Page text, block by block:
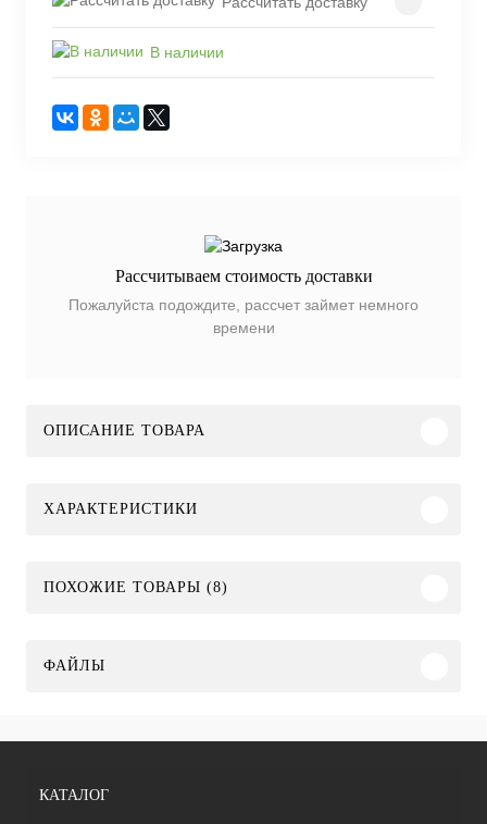
В наличии
Рассчитываем стоимость доставки
Пожалуйста подождите, рассчет займет немного
времени
ОПИСАНИЕ ТОВАРА
ХАРАКТЕРИСТИКИ
ПОХОЖИЕ ТОВАРЫ (8)
ФАЙЛЫ
КАТАЛОГ